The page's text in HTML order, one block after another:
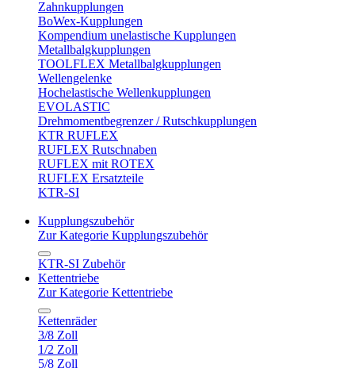
Zahnkupplungen
BoWex-Kupplungen
Kompendium unelastische Kupplungen
Metallbalgkupplungen
TOOLFLEX Metallbalgkupplungen
Wellengelenke
Hochelastische Wellenkupplungen
EVOLASTIC
Drehmomentbegrenzer / Rutschkupplungen
KTR RUFLEX
RUFLEX Rutschnaben
RUFLEX mit ROTEX
RUFLEX Ersatzteile
KTR-SI
Kupplungszubehör
Zur Kategorie Kupplungszubehör
KTR-SI Zubehör
Kettentriebe
Zur Kategorie Kettentriebe
Kettenräder
3/8 Zoll
1/2 Zoll
5/8 Zoll